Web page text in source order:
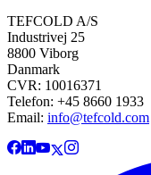
TEFCOLD A/S
Industrivej 25
8800 Viborg
Danmark
CVR: 10016371
Telefon: +45 8660 1933
Email: info@tefcold.com